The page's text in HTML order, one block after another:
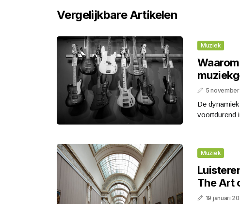
Vergelijkbare Artikelen
Muziek
5
De
voortdurend
Muziek
The Art
19 januari